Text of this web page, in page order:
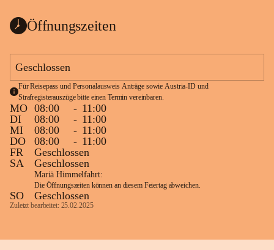
Öffnungszeiten
Geschlossen
Für Reisepass und Personalausweis Anträge sowie Austria-ID und
Strafregisterauszüge bitte einen Termin vereinbaren.
MO 08:00 - 11:00
DI
08:00 - 11:00
MI
08:00 - 11:00
DO
08:00 - 11:00
FR
Geschlossen
SA
Geschlossen
Mariä Himmelfahrt:
Die Öffnungszeiten können an diesem Feiertag abweichen.
SO Geschlossen
Zuletzt bearbeitet: 25.02.2025